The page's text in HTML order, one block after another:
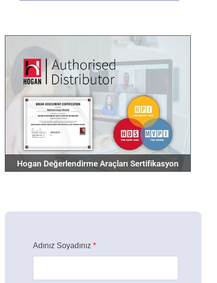
Detaylar için tıklayın
Hogan Değerlendirme Araçları Sertifikasyon
Adınız Soyadınız *